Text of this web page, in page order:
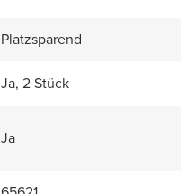
Platzsparend
Ja, 2 Stück
Ja